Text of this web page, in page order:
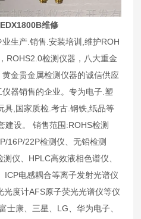
维修
生产.销售.安装培训,维护ROH
ROHS2.0检测仪器，八大重金
金贵金属检测仪器的诚信供应
器销售的企业。专为电子.塑
具,国家质检.考古.钢铁,纸品等
建设。 销售范围:ROHS检测
16P/22P检测仪、无铅检测
仪、HPLC高效液相色谱仪、
ICP电感耦合等离子发射光谱仪
光度计AFS原子荧光光谱仪等仪
士康、三星、LG、华为电子、